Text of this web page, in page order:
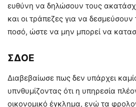
ευθύνη να δηλώσουν τους
και οι τράπεζες για να δεσμεύσουν
ποσό, ώστε να μην μπορεί να
ΣΔΟΕ
Διαβεβαίωσε πως δεν υπάρχει
υπνθυμίζοντας ότι η υπηρεσία
οικονομικό έγκλημα, ενώ τα